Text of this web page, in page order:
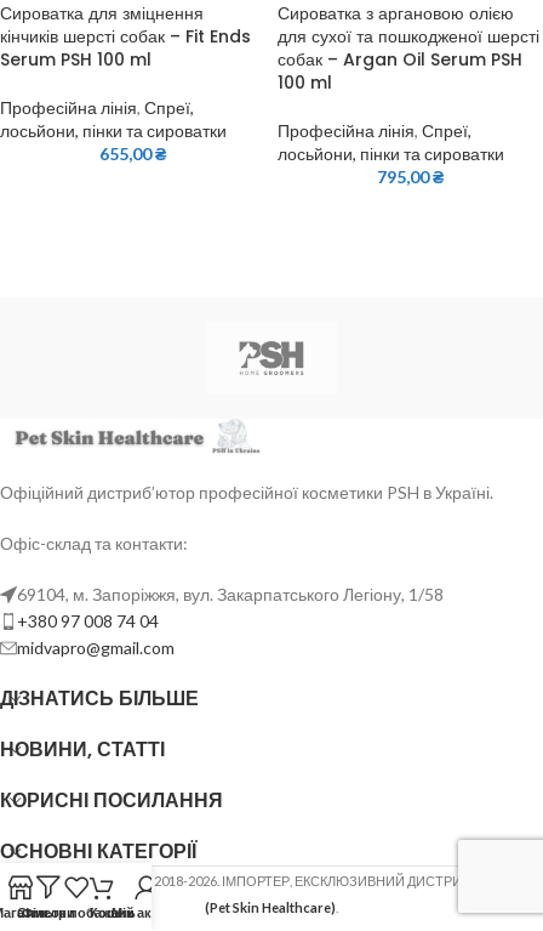
Сироватка для зміцнення
кінчиків шерсті собак – Fit Ends
Serum PSH 100 ml
Професійна лінія, Спреї,
лосьйони, пінки та сироватки
655,00₴
Сироватка з аргановою олією
для сухої та пошкодженої шерсті
собак – Argan Oil Serum PSH
100 ml
Професійна лінія, Спреї,
лосьйони, пінки та сироватки
795,00₴
Офіційний дистриб’ютор професійної косметики PSH в Україні.
Офіс-склад та контакти:
69104, м. Запоріжжя, вул. Закарпатського Легіону, 1/58
+380 97 008 74 04
midvapro@gmail.com
ДІЗНАТИСЬ БІЛЬШЕ
НОВИНИ, СТАТТІ
КОРИСНІ ПОСИЛАННЯ
ОСНОВНІ КАТЕГОРІЇ
ФОП ШОВГЕНЮК Ю.В. 2018-2026. ІМПОРТЕР, ЕКСКЛЮЗИВНИЙ ДИСТРИБ'ЮТОР
(Pet Skin Healthcare)
Фільтри
Список побажань
КошикМій акаунт